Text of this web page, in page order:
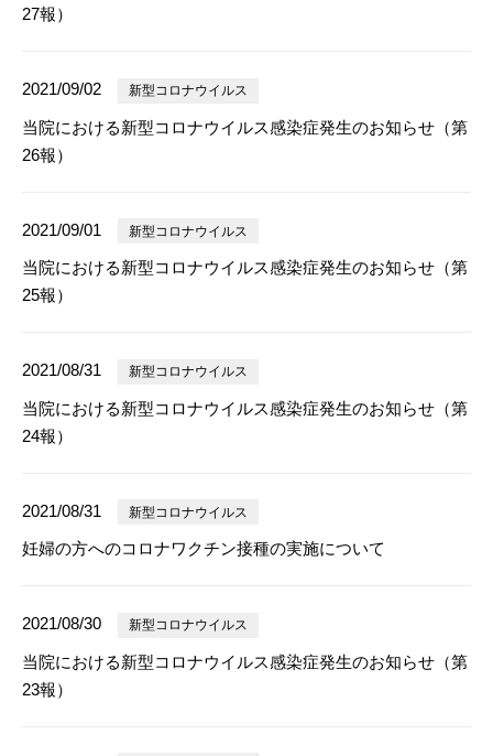
27報）
2021/09/02 新型コロナウイルス
当院における新型コロナウイルス感染症発生のお知らせ（第
26報）
2021/09/01 新型コロナウイルス
当院における新型コロナウイルス感染症発生のお知らせ（第
25報）
2021/08/31 新型コロナウイルス
当院における新型コロナウイルス感染症発生のお知らせ（第
24報）
2021/08/31 新型コロナウイルス
妊婦の方へのコロナワクチン接種の実施について
2021/08/30 新型コロナウイルス
当院における新型コロナウイルス感染症発生のお知らせ（第
23報）